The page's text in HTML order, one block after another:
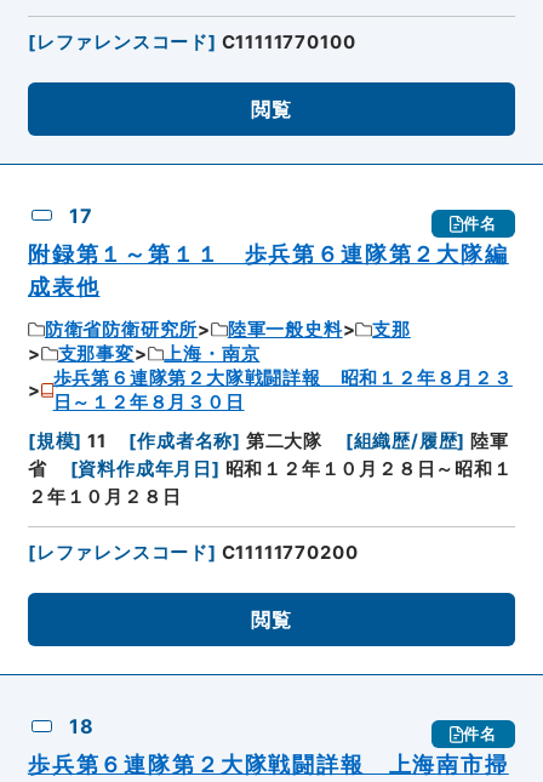
[レファレンスコード] C11111770100
閲覧
17 件名
附録第１～第１１ 歩兵第６連隊第２大隊編
成表他
防衛省防衛研究所 陸軍一般史料
支那
支那事変
上海・南京
歩兵第６連隊第２大隊戦闘詳報 昭和１２年８月２３
日～１２年８月３０日
[規模] 11 [作成者名称] 第二大隊 [組織歴/履歴] 陸軍
省
[資料作成年月日 ] 昭和１２年１０月２８日～昭和１
２年１０月２８日
[レファレンスコード] C11111770200
閲覧
18 件名
歩兵第６連隊第２大隊戦闘詳報 上海南市掃